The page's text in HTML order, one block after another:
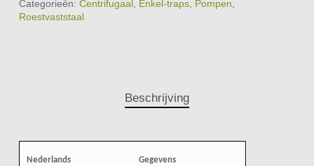
Categorieën: Centrifugaal, Enkel-traps, Pompen
Roestvaststaal
Beschrijving
Nederlands Gegevens